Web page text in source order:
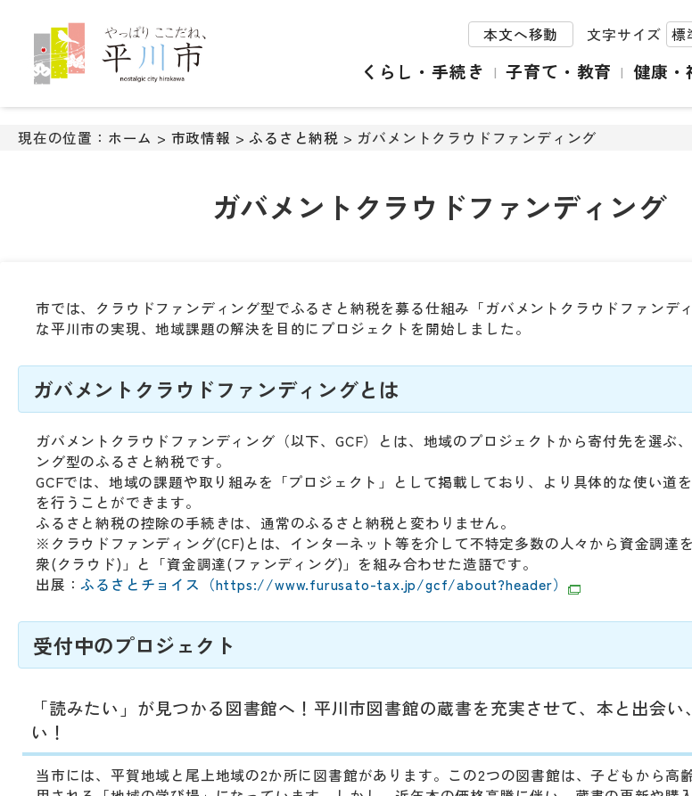
ョ
本文へ移動 文字サイズ 標
くらし・手続き 子育て・教育 健康・
現在の位置： ホーム > 市政情報 >ふるさと納税 > ガバメントクラウドファンディング
ガバメントクラウドファンディング
市では、クラウドファンディング型でふるさと納税を募る仕組み「ガバメントクラウドファンデ
な平川市の実現、地域課題の解決を目的にプロジェクトを開始しました。
ガバメントクラウドファンディングとは
ガバメントクラウドファンディング（以下、GCF）とは、地域のプロジェクトから寄付先を選ぶ
ング型のふるさと納税です。
GCFでは、地域の課題や取り組みを「プロジェクト」として掲載しており、より具体的な使い道
を行うことができます。
ふるさと納税の控除の手続きは、通常のふるさと納税と変わりません。
※クラウドファンディング(CF)とは、インターネット等を介して不特定多数の人々から資金調達
衆(クラウド)」と「資金調達(ファンディング)」を組み合わせた造語です。
出展：ふるさとチョイス（https://www.furusato-tax.jp/gcf/about?header）
受付中のプロジェクト
「読みたい」が見つかる図書館へ！平川市図書館の蔵書を充実させて、本と出会
い！
当市には、平賀地域と尾上地域の2か所に図書館があります。この2つの図書館は、子どもから高